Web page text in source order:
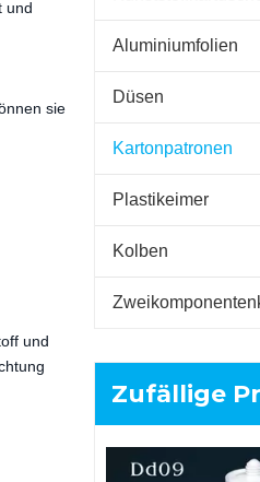
und
sie
und
Aluminiumfolien
Düsen
Kartonpatronen
Plastikeimer
Kolben
Zufällige